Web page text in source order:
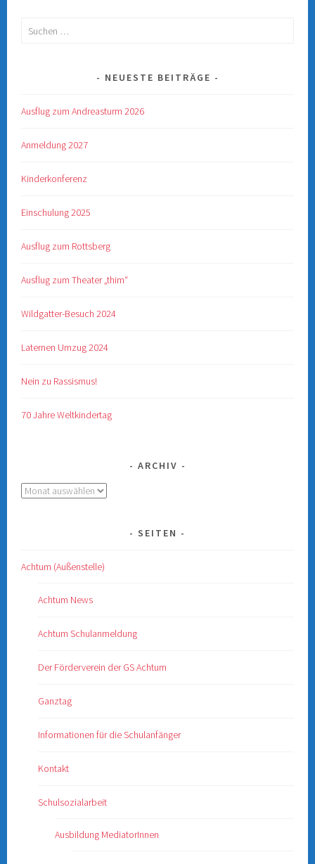
Suchen
NEUESTE BEITRÄGE
Ausflug zum Andreasturm 2026
Anmeldung 2027
Kinderkonferenz
Einschulung 2025
Ausflug zum Rottsberg
Ausflug zum Theater „thim“
Wildgatter-Besuch 2024
Laternen Umzug 2024
Nein zu Rassismus!
70 Jahre Weltkindertag
ARCHIV
Archiv
SEITEN
Achtum (Außenstelle)
Achtum News
Achtum Schulanmeldung
Der Förderverein der GS Achtum
Ganztag
Informationen für die Schulanfänger
Kontakt
Schulsozialarbeit
Ausbildung MediatorInnen